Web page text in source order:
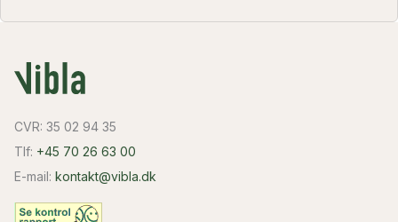
CVR: 35 02 94 35
Tlf: +45 70 26 63 00
E-mail: kontakt@vibla.dk